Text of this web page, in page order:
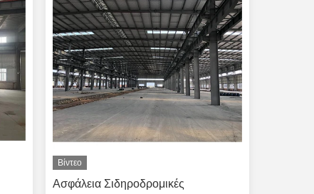
Βίντεο
Ασφάλεια Σιδηροδρομικές